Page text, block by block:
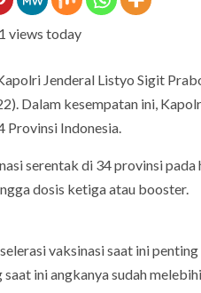
views today
Jenderal Listyo Sigit
Dalam kesempatan ini,
Provinsi Indonesia.
serentak di 34 provinsi
dosis ketiga atau booster.
vaksinasi saat ini
ini angkanya sudah